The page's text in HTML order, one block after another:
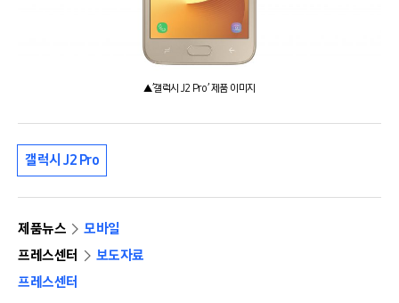
▲’갤럭시 J2 Pro’ 제품 이미지
갤럭시 J2 Pro
제품뉴스
모바일
프레스센터
보도자료
프레스센터